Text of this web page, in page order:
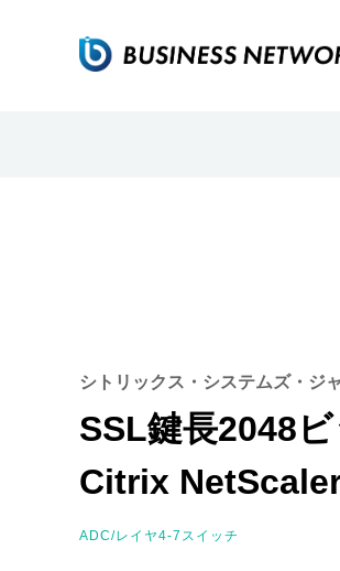
シトリックス・システムズ・ジ
SSL鍵長2048
Citrix
ADC/レイヤ4-7スイッチ